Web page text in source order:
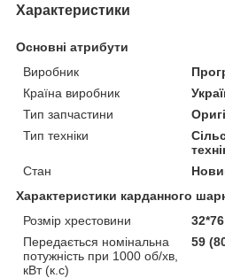
Характеристики
Основні атрибути
Виробник
Країна виробник
Тип запчастини
Тип техніки
Стан
Характеристики карданного
Розмір хрестовини
32*76
Передається номінальна
потужність при 1000 об/хв,
кВт (к.с)
59